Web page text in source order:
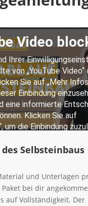
Selbsteinbaus
und Unterlagen
bei dir
auf Vollständigkeit. Der